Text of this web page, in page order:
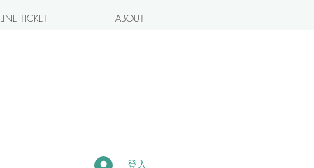
TICKET ABOUT
登入